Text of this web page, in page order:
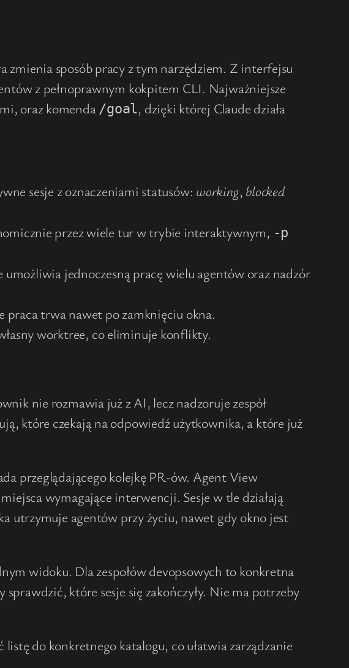
zmienia sposób pracy z tym narzędziem. Z interfejsu
z pełnoprawnym kokpitem CLI. Najważniejsze
oraz komenda /goal, dzięki której Claude działa
sesje z oznaczeniami statusów: working, blocked
przez wiele tur w trybie interaktywnym, -p
jednoczesną pracę wielu agentów oraz nadzór
praca trwa nawet po zamknięciu okna.
worktree, co eliminuje konflikty.
nie rozmawia już z AI, lecz nadzoruje zespół
które czekają na odpowiedź użytkownika, a które już
przeglądającego kolejkę PR-ów. Agent View
wymagające interwencji. Sesje w tle działają
utrzymuje agentów przy życiu, nawet gdy okno jest
widoku. Dla zespołów devopsowych to konkretna
które sesje się zakończyły. Nie ma potrzeby
listę do konkretnego katalogu, co ułatwia zarządzanie